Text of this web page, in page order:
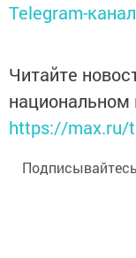
Telegram-
Читайте
https://max.ru/